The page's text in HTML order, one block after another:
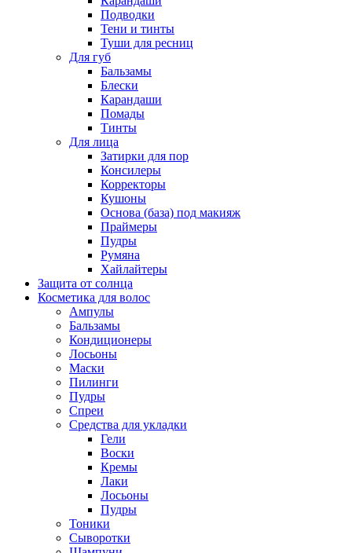
Подводки
Тени и тинты
Туши для ресниц
Для губ
Бальзамы
Блески
Карандаши
Помады
Тинты
Для лица
Затирки для пор
Консилеры
Корректоры
Кушоны
Основа (база) под макияж
Праймеры
Пудры
Румяна
Хайлайтеры
Защита от солнца
Косметика для волос
Ампулы
Бальзамы
Кондиционеры
Лосьоны
Маски
Пилинги
Пудры
Спреи
Средства для укладки
Гели
Воски
Кремы
Лаки
Лосьоны
Пудры
Тоники
Сыворотки